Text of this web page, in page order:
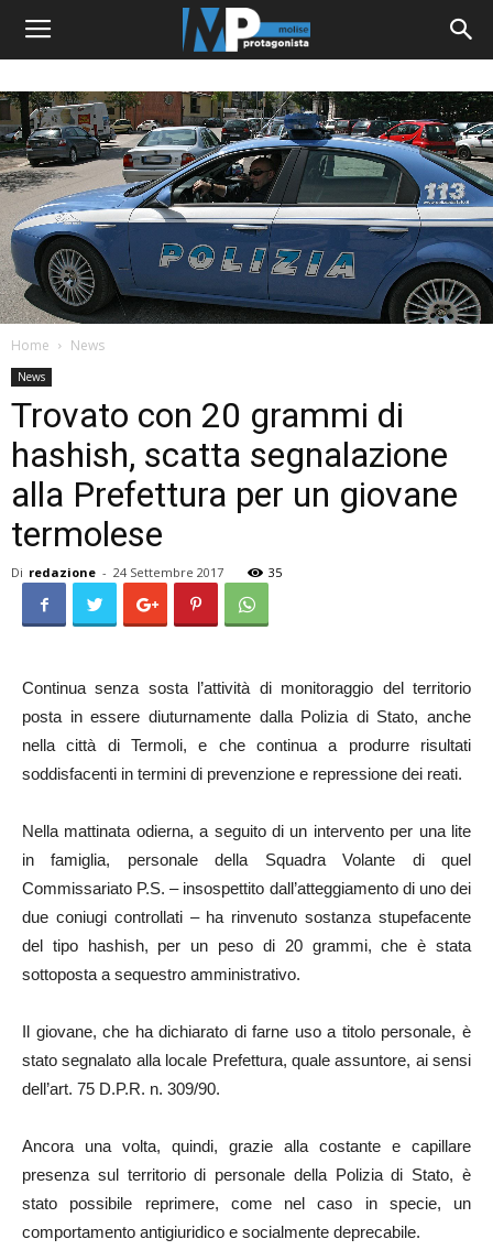
Home News
News
Trovato con 20 grammi di
hashish, scatta segnalazione
alla Prefettura per un giovane
termolese
Di redazione - 24 Settembre 2017 35
Continua senza sosta l’attività di monitoraggio del territorio
posta in essere diuturnamente dalla Polizia di Stato, anche
nella città di Termoli, e che continua a produrre risultati
soddisfacenti in termini di prevenzione e repressione dei reati.
Nella mattinata odierna, a seguito di un intervento per una lite
in famiglia, personale della Squadra Volante di quel
Commissariato P.S. – insospettito dall’atteggiamento di uno dei
due coniugi controllati – ha rinvenuto sostanza stupefacente
del tipo hashish, per un peso di 20 grammi, che è stata
sottoposta a sequestro amministrativo.
Il giovane, che ha dichiarato di farne uso a titolo personale, è
stato segnalato alla locale Prefettura, quale assuntore, ai sensi
dell’art. 75 D.P.R. n. 309/90.
Ancora una volta, quindi, grazie alla costante e capillare
presenza sul territorio di personale della Polizia di Stato, è
stato possibile reprimere, come nel caso in specie, un
comportamento antigiuridico e socialmente deprecabile.